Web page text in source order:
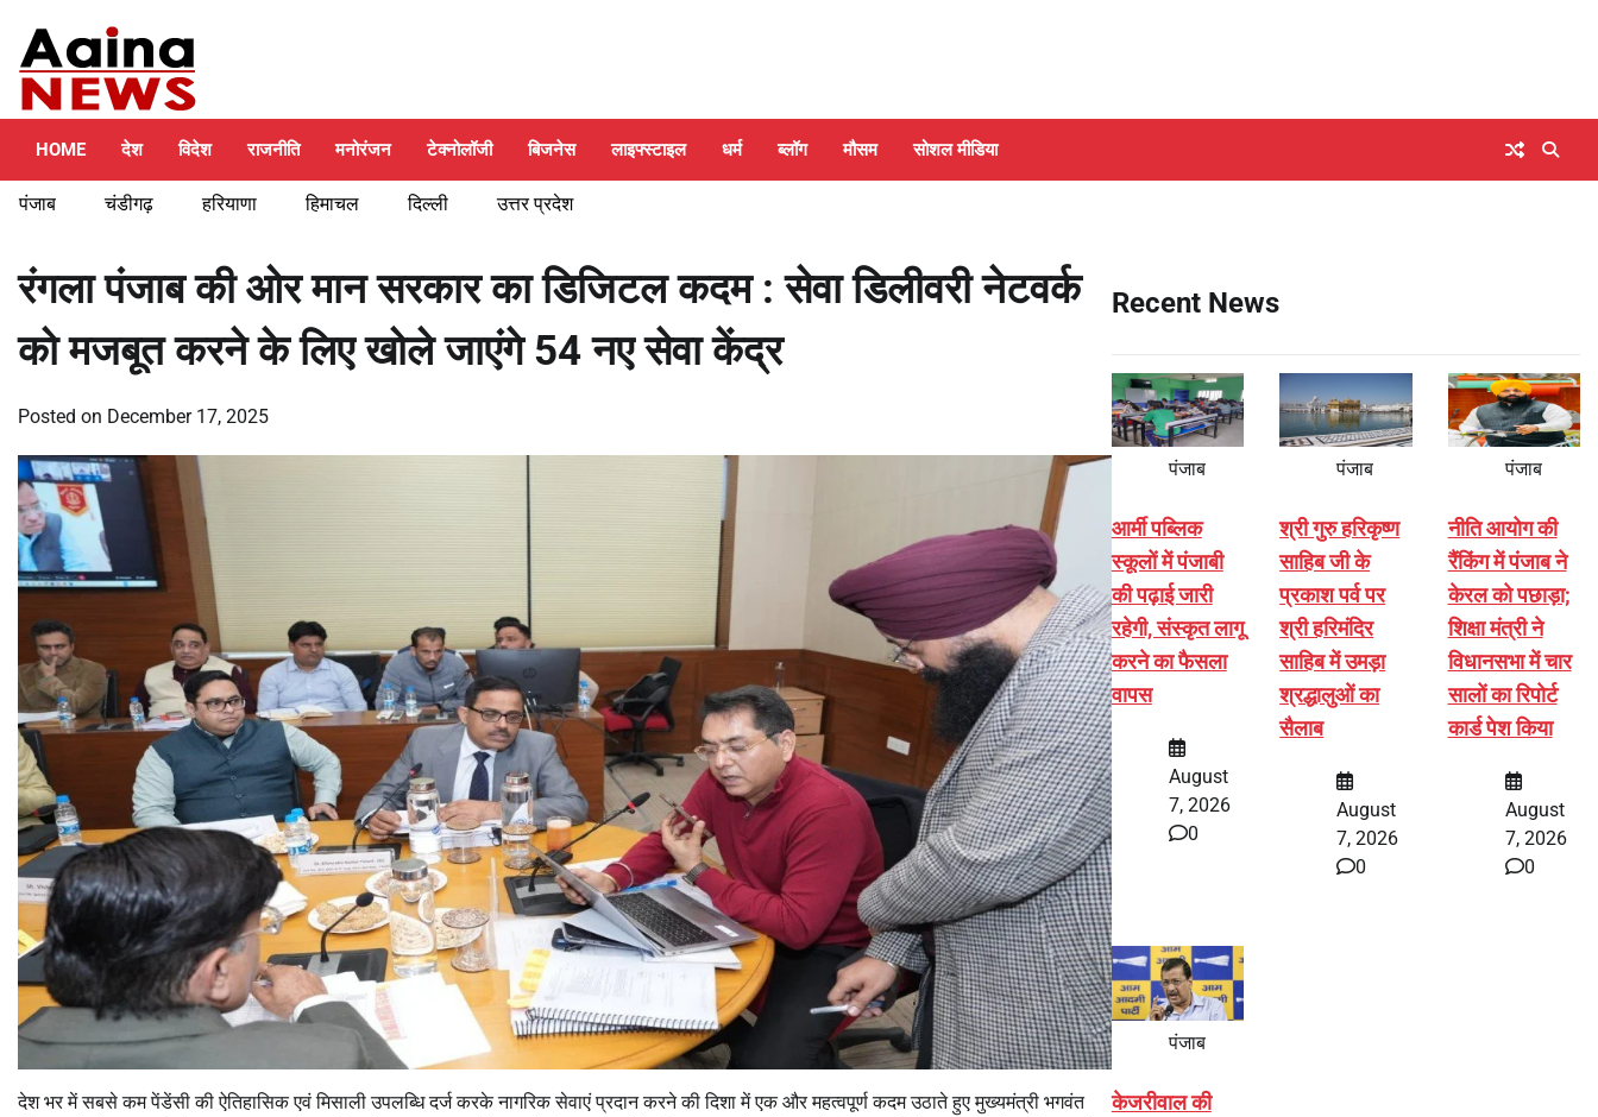
content
HOME देश विदेश राजनीति मनोरंजन टेक्नोलॉजी बिजनेस लाइफ्स्टाइल धर्म ब्लॉग मौसम सोशल मीडिया
पंजाब चंडीगढ़ हरियाणा हिमाचल दिल्ली उत्तर प्रदेश
रंगला पंजाब की ओर मान सरकार का डिजिटल कदम : सेवा डिलीवरी नेटवर्क
को मजबूत करने के लिए खोले जाएंगे 54 नए सेवा केंद्र
Posted on December 17, 2025
देश भर में सबसे कम पेंडेंसी की ऐतिहासिक एवं मिसाली उपलब्धि दर्ज करके नागरिक सेवाएं प्रदान करने की दिशा में एक और महत्वपूर्ण कदम उठाते हुए मुख्यमंत्री भगवंत
Recent News
पंजाब
आर्मी पब्लिक
स्कूलों में पंजाबी
की पढ़ाई जारी
रहेगी, संस्कृत लागू
करने का फैसला
वापस
August
7, 2026
0
पंजाब
श्री गुरु हरिकृष्ण
साहिब जी के
प्रकाश पर्व पर
श्री हरिमंदिर
साहिब में उमड़ा
श्रद्धालुओं का
सैलाब
August
7, 2026
0
पंजाब
नीति आयोग की
रैंकिंग में पंजाब ने
केरल को पछाड़ा;
शिक्षा मंत्री ने
विधानसभा में चार
सालों का रिपोर्ट
कार्ड पेश किया
August
7, 2026
0
पंजाब
केजरीवाल की